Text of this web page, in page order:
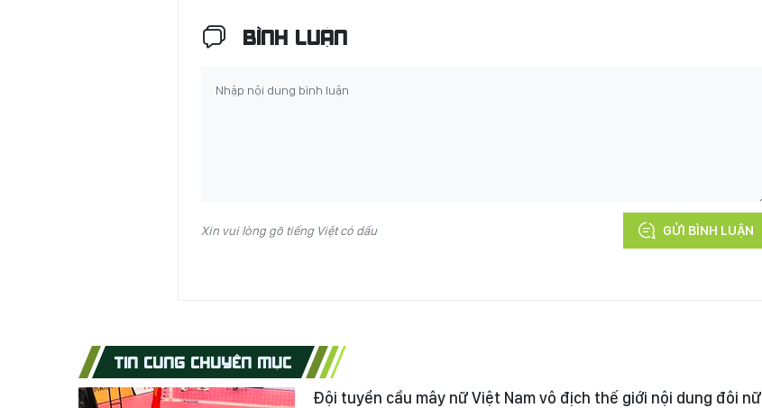
BÌNH LUẬN
Xin vui lòng gõ tiếng Việt có dấu GỬI BÌNH LUẬN
TIN CÙNG CHUYÊN MỤC
Đội tuyển cầu mây nữ Việt Nam vô địch thế giới nội dung đôi nữ